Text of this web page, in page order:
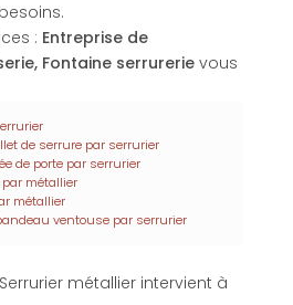
: Entreprise de
Fontaine serrurerie vous
de serrure par serrurier
de porte par serrurier
métallier
métallier
ventouse par serrurier
métallier intervient à